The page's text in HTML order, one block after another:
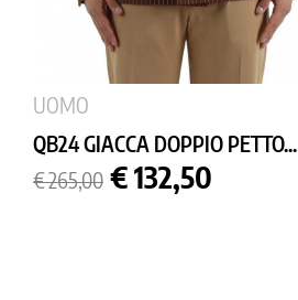
UOMO
QB24 GIACCA DOPPIO PETTO...
Prezzo
base
€ 265,00 Prezzo
€ 132,50